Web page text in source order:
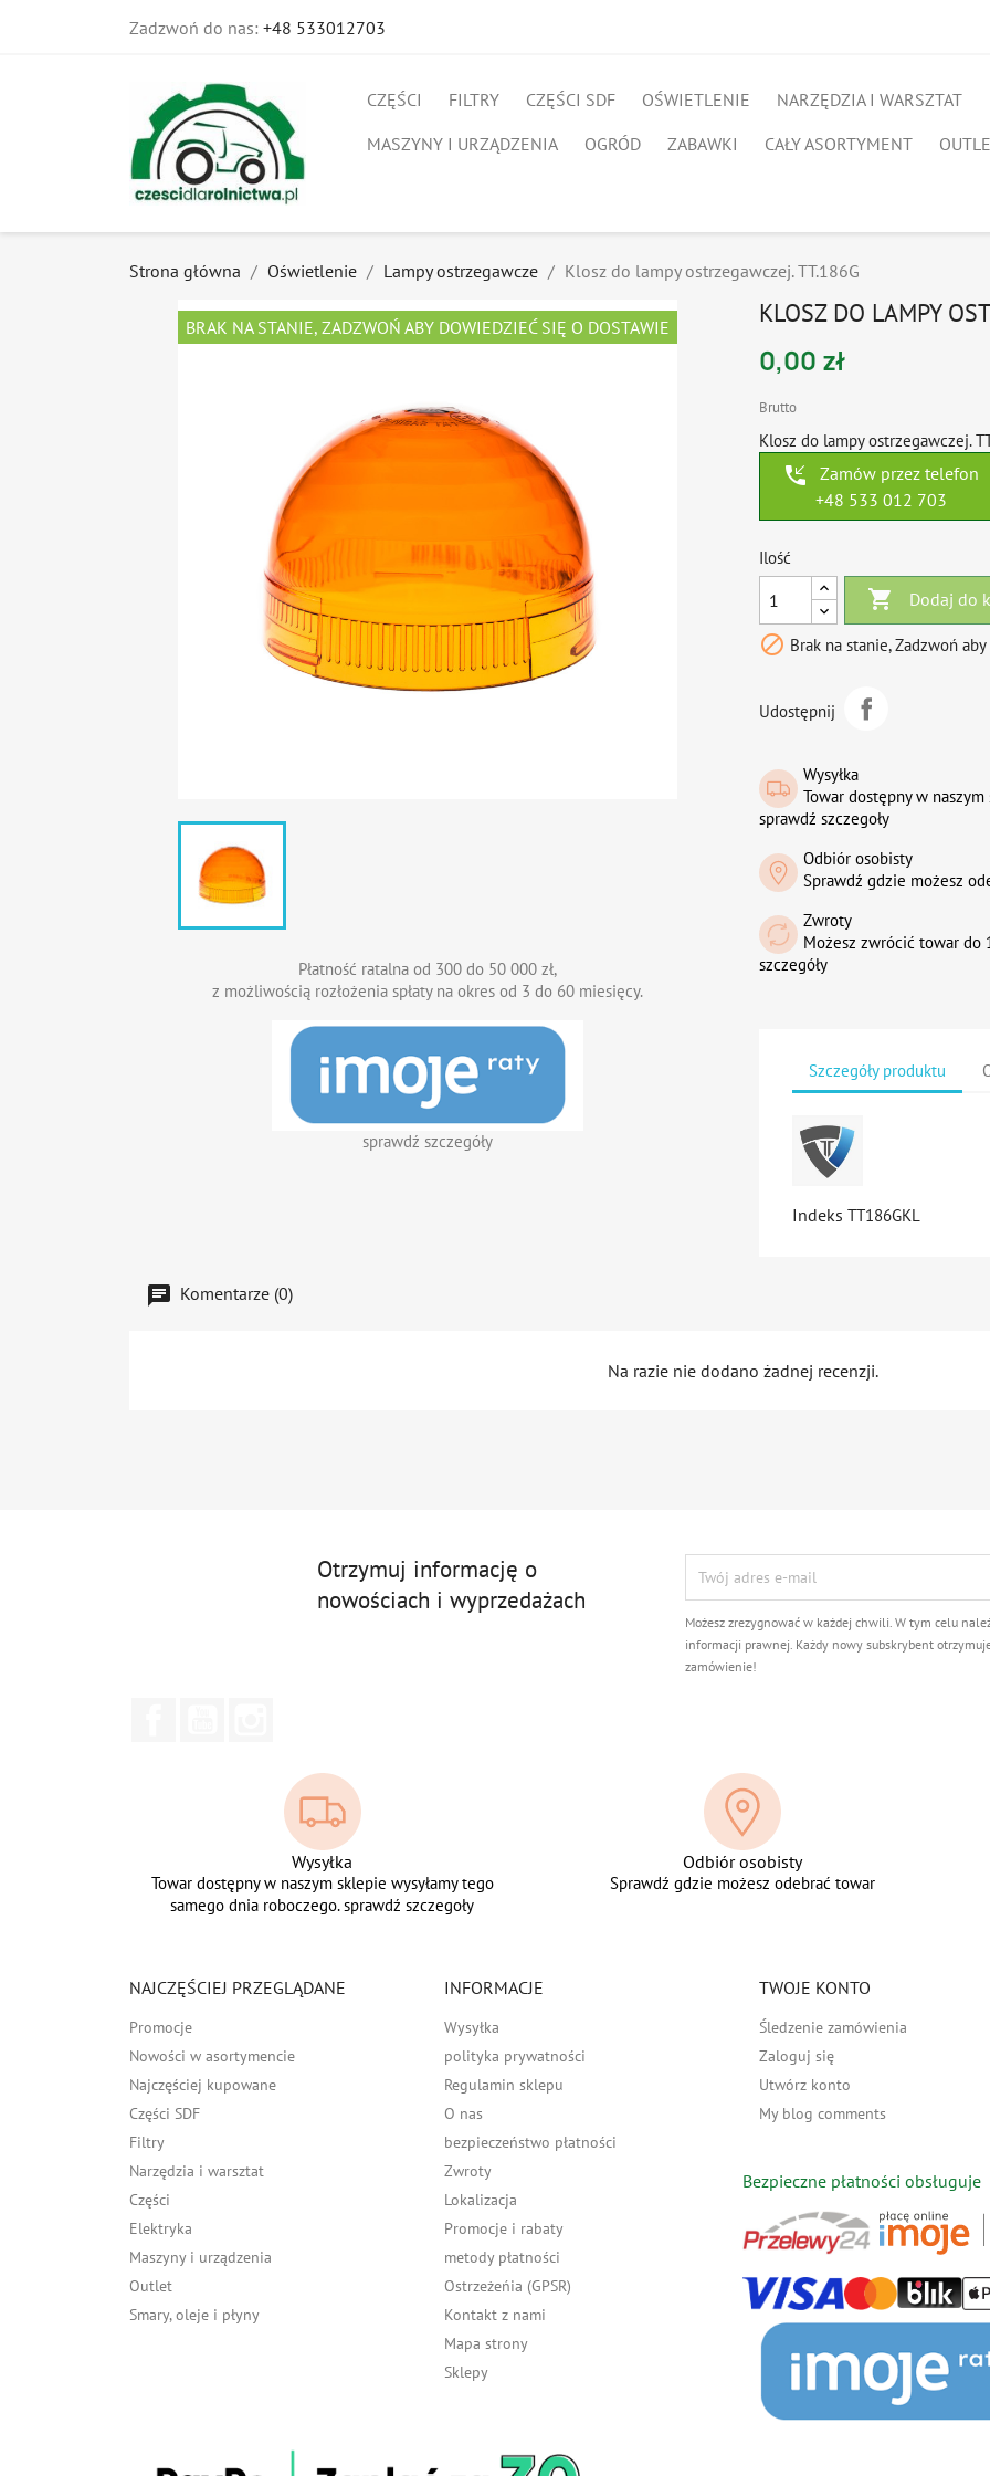
Zadzwoń do nas: +48 533012703
CZĘŚCI FILTRY CZĘŚCI SDF OŚWIETLENIE NARZĘDZIA I WARSZTAT
MASZYNY I URZĄDZENIA
OGRÓD ZABAWKI CAŁY ASORTYMENT
Strona główna Oświetlenie Lampy ostrzegawcze Klosz do lampy ostrzegawczej. TT.186G
BRAK NA STANIE, ZADZWOŃ ABY DOWIEDZIEĆ SIĘ O DOSTAWIE
Płatność ratalna od 300 do 50 000 zł,
z możliwością rozłożenia spłaty na okres od 3 do 60 miesięcy.
sprawdź szczegóły
KLOSZ DO LAMPY
0,00 zł
Brutto
Klosz do lampy ostrzegawczej.
phone_callback
Zamów przez telefon
+48 533 012 703
Ilość
 Dodaj do
 Brak na stanie, Zadzwoń
Udostępnij
Wysyłka
Towar dostępny w
sprawdź szczegoły
Odbiór osobisty
Sprawdź gdzie możesz
Zwroty
Możesz zwrócić towar do
szczegóły
Szczegóły produktu
Indeks TT186GKL
Komentarze (0)
Na razie nie dodano żadnej recenzji.
Otrzymuj informację o
nowościach i wyprzedażach
Możesz zrezygnować w każdej chwili. W tym celu
informacji prawnej. Każdy nowy subskrybent
zamówienie!
Wysyłka
Towar dostępny w naszym sklepie wysyłamy tego
samego dnia roboczego. sprawdź szczegoły
Odbiór osobisty
Sprawdź gdzie możesz odebrać towar
NAJCZĘŚCIEJ PRZEGLĄDANE
Promocje
Nowości w asortymencie
Najczęściej kupowane
Części SDF
Filtry
Narzędzia i warsztat
Części
Elektryka
Maszyny i urządzenia
Outlet
Smary, oleje i płyny
INFORMACJE
Wysyłka
polityka prywatności
Regulamin sklepu
O nas
bezpieczeństwo płatności
Zwroty
Lokalizacja
Promocje i rabaty
metody płatności
Ostrzeżeńia (GPSR)
Kontakt z nami
Mapa strony
Sklepy
TWOJE KONTO
Śledzenie zamówienia
Zaloguj się
Utwórz konto
My blog comments
Bezpieczne płatności obsługuje